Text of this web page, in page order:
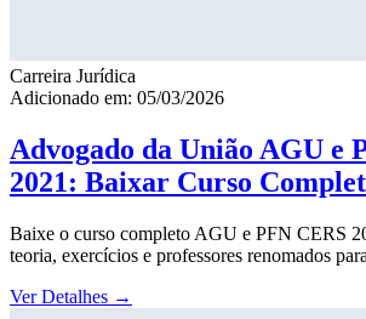
Carreira Jurídica
Adicionado em: 05/03/2026
Advogado da União AGU e
2021: Baixar Curso
Baixe o curso completo AGU e PFN CERS
teoria, exercícios e professores renomados
Ver Detalhes →